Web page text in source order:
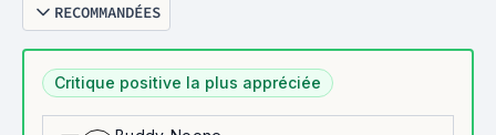
RECOMMANDÉES
Critique positive la plus appréciée